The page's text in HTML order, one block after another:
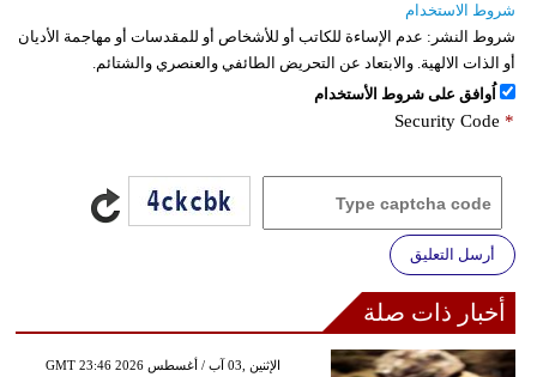
شروط الاستخدام
شروط النشر: عدم الإساءة للكاتب أو للأشخاص أو للمقدسات أو مهاجمة الأديان
أو الذات الالهية. والابتعاد عن التحريض الطائفي والعنصري والشتائم.
اُوافق على شروط الأستخدام
Security Code *
أرسل التعليق
أخبار ذات صلة
GMT 23:46 2026 الإثنين ,03 آب / أغسطس